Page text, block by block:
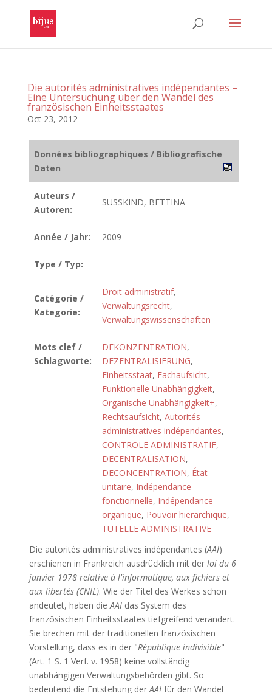
Die autorités administratives indépendantes –
Eine Untersuchung über den Wandel des
französischen Einheitsstaates
Oct 23, 2012
Données bibliographiques / Bibliografische
Daten
Auteurs /
Autoren:
SÜSSKIND, BETTINA
Année / Jahr: 2009
Type / Typ:
Catégorie /
Kategorie:
Droit administratif,
Verwaltungsrecht,
Verwaltungswissenschaften
Mots clef /
Schlagworte:
DEKONZENTRATION,
DEZENTRALISIERUNG,
Einheitsstaat, Fachaufsicht,
Funktionelle Unabhängigkeit,
Organische Unabhängigkeit+,
Rechtsaufsicht, Autorités
administratives indépendantes,
CONTROLE ADMINISTRATIF,
DECENTRALISATION,
DECONCENTRATION, État
unitaire, Indépendance
fonctionnelle, Indépendance
organique, Pouvoir hierarchique,
TUTELLE ADMINISTRATIVE
Die autorités administratives indépendantes (AAI)
erschienen in Frankreich ausdrücklich mit der loi du 6
janvier 1978 relative à l'informatique, aux fichiers et
aux libertés (CNIL). Wie der Titel des Werkes schon
andeutet, haben dieAAIdas System des
französischen Einheitsstaates tiefgreifend verändert.
Sie brechen mit der traditionellen französischen
Vorstellung, dass es in der "République indivisible"
(Art. 1 S. 1 Verf. v. 1958) keine vollständig
unabhängigen Verwaltungsbehörden gibt. So
bedeutend die Entstehung derAAIfür den Wandel